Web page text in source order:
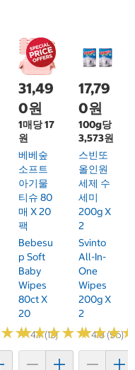
★★
★★4.7 (13)
31,49
0원
1매당 17
원
베베숲
소프트
아기물
티슈 80
매 X 20
팩
Bebesu
P Soft
Baby
Wipes
80ct X
20
★★★★★
★★★★★4.8 (56)
17,79
0원
100g당
3,573원
스빈또
올인원
세제 수
세미
200g X
2
Svinto
All-In-
One
Wipes
200g X
2
★★★
★★★